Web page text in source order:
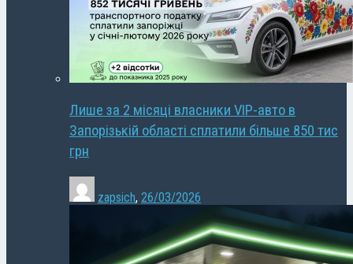
Лише за 2 місяці власники VIP-авто в
Запорізькій області сплатили більше 850 тис
грн
zapsich, 26/03/2026